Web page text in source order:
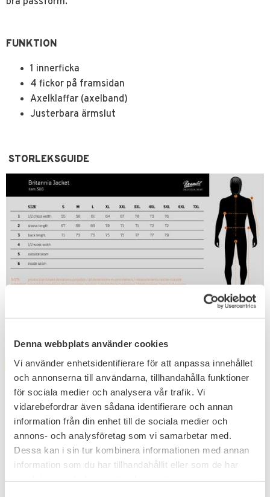
Denna webbplats använder cookies
Vi använder enhetsidentifierare för att anpassa innehållet
och annonserna till användarna, tillhandahålla funktioner
för sociala medier och analysera vår trafik. Vi
vidarebefordrar även sådana identifierare och annan
information från din enhet till de sociala medier och
annons- och analysföretag som vi samarbetar med.
Dessa kan i sin tur kombinera informationen med annan
information som du har tillhandahållit eller som de har
FUNKTION
1 innerficka
4 fickor på framsidan
Axelklaffar (axelband)
Justerbara ärmslut
STORLEKSGUIDE
Relaterade produkter
Lägg till i favoriter
FAVORIT
Lägg till i favoriter